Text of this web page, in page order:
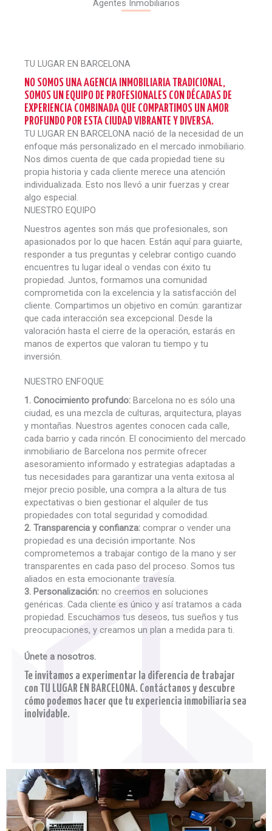
Agentes Inmobiliarios
TU LUGAR EN BARCELONA​
NO SOMOS UNA AGENCIA INMOBILIARIA TRADICIONAL,
SOMOS UN EQUIPO DE PROFESIONALES CON DÉCADAS DE
EXPERIENCIA COMBINADA QUE COMPARTIMOS UN AMOR
PROFUNDO POR ESTA CIUDAD VIBRANTE Y DIVERSA. ​
TU LUGAR EN BARCELONA nació de la necesidad de un
enfoque más personalizado en el mercado inmobiliario.
Nos dimos cuenta de que cada propiedad tiene su
propia historia y cada cliente merece una atención
individualizada. Esto nos llevó a unir fuerzas y crear
algo especial.
NUESTRO EQUIPO
Nuestros agentes son más que profesionales, son
apasionados por lo que hacen. Están aquí para guiarte,
responder a tus preguntas y celebrar contigo cuando
encuentres tu lugar ideal o vendas con éxito tu
propiedad. Juntos, formamos una comunidad
comprometida con la excelencia y la satisfacción del
cliente. Compartimos un objetivo en común: garantizar
que cada interacción sea excepcional. Desde la
valoración hasta el cierre de la operación, estarás en
manos de expertos que valoran tu tiempo y tu
inversión.
NUESTRO ENFOQUE​
1. Conocimiento profundo: Barcelona no es sólo una
ciudad, es una mezcla de culturas, arquitectura, playas
y montañas. Nuestros agentes conocen cada calle,
cada barrio y cada rincón. El conocimiento del mercado
inmobiliario de Barcelona nos permite ofrecer
asesoramiento informado y estrategias adaptadas a
tus necesidades para garantizar una venta exitosa al
mejor precio posible, una compra a la altura de tus
expectativas o bien gestionar el alquiler de tus
propiedades con total seguridad y comodidad.
2. Transparencia y confianza: comprar o vender una
propiedad es una decisión importante. Nos
comprometemos a trabajar contigo de la mano y ser
transparentes en cada paso del proceso. Somos tus
aliados en esta emocionante travesía.
3. Personalización: no creemos en soluciones
genéricas. Cada cliente es único y así tratamos a cada
propiedad. Escuchamos tus deseos, tus sueños y tus
preocupaciones, y creamos un plan a medida para ti.
Únete a nosotros.
Te invitamos a experimentar la diferencia de trabajar
con TU LUGAR EN BARCELONA. Contáctanos y descubre
cómo podemos hacer que tu experiencia inmobiliaria sea
inolvidable.